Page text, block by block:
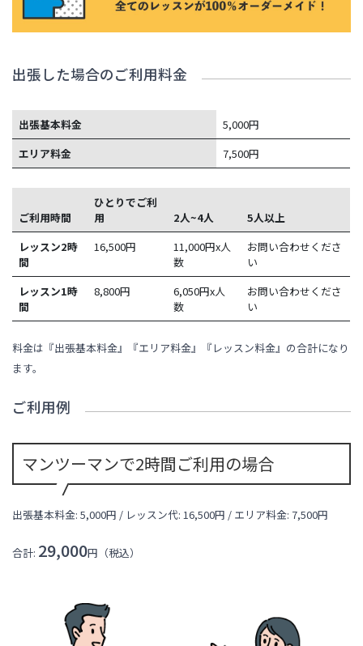
出張した場合のご利用料金
出張基本料金
5,000円
エリア料金
7,500円
ご利用時間
ひとりでご利
用
2人~4人
5人以上
レッスン2時
間
16,500円
11,000円x人
数
お問い合わせくださ
い
レッスン1時
間
8,800円
6,050円x人
数
お問い合わせくださ
い
料金は『出張基本料金』『エリア料金』『レッスン料金』の合計になり
ます。
ご利用例
マンツーマンで2時間ご利用の場合
出張基本料金: 5,000円 / レッスン代: 16,500円 / エリア料金: 7,500円
合計: 29,000円（税込）